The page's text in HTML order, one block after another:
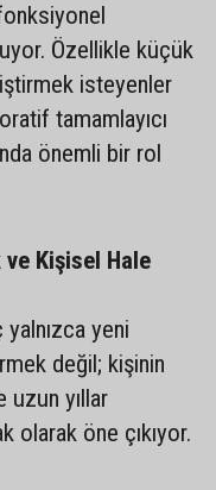
Özellikle küçük
isteyenler
tamamlayıcı
önemli bir rol
ve Kişisel Hale
yeni
değil; kişinin
uzun yıllar
olarak öne çıkıyor.